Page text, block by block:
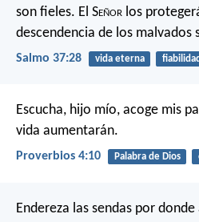
son fieles. El Señor los
descendencia de los malvados
Salmo 37:28 vida eterna fiabilidad
Escucha, hijo mío, acoge mis
vida aumentarán.
Proverbios 4:10 Palabra de Dios
Endereza las sendas por donde